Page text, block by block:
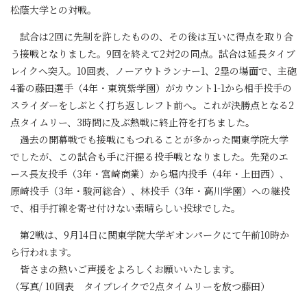
松蔭大学との対戦。
試合は2回に先制を許したものの、その後は互いに得点を取り合
う接戦となりました。9回を終えて2対2の同点。試合は延長タイブ
レイクへ突入。10回表、ノーアウトランナー1、2塁の場面で、主砲
4番の藤田選手（4年・東筑紫学園）がカウント1-1から相手投手の
スライダーをしぶとく打ち返しレフト前へ。これが決勝点となる2
点タイムリー、3時間に及ぶ熱戦に終止符を打ちました。
過去の開幕戦でも接戦にもつれることが多かった関東学院大学
でしたが、この試合も手に汗握る投手戦となりました。先発のエ
ース長友投手（3年・宮崎商業）から堀内投手（4年・上田西）、
原崎投手（3年・駿河総合）、林投手（3年・高川学園）への継投
で、相手打線を寄せ付けない素晴らしい投球でした。
第2戦は、9月14日に関東学院大学ギオンパークにて午前10時か
ら行われます。
皆さまの熱いご声援をよろしくお願いいたします。
（写真/ 10回表 タイブレイクで2点タイムリーを放つ藤田）